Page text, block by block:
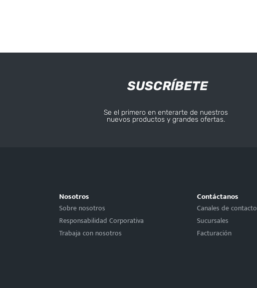
SUSCRÍBETE
Se el primero en enterarte de nuestros
nuevos productos y grandes ofertas.
Nosotros
Sobre nosotros
Responsabilidad Corporativa
Trabaja con nosotros
Contáctanos
Canales de contacto
Sucursales
Facturación